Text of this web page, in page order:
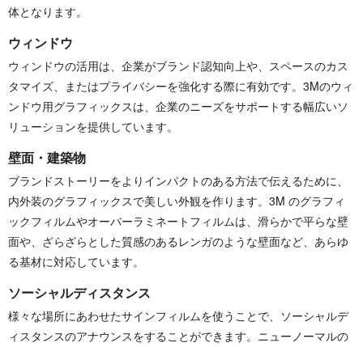
体となります。
ウィンドウ
ウィンドウの活用は、企業がブランド認知向上や、スペースのカス
タマイズ、またはプライバシーを強化する際に有効です。3Mのウィ
ンドウ用グラフィックスは、企業のニーズをサポートする幅広いソ
リューションを提供しています。
壁面・建築物
ブランドストーリーをよりインパクトのある方法で伝えるために、
内外装のグラフィックスで美しい外観を作ります。3M のグラフィ
ックフィルムやオーバーラミネートフィルムは、滑らかで平らな壁
面や、ざらざらとした質感のあるレンガのような壁面など、あらゆ
る基材に対応しています。
ソーシャルディスタンス
様々な場所にあわせたサインフィルムを使うことで、ソーシャルデ
ィスタンスのアナウンスをすることができます。ニューノーマルの